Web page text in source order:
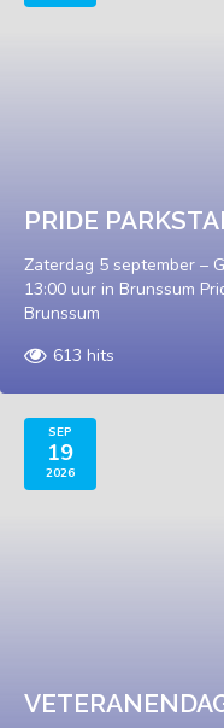
PRIDE
Zaterdag 5 september –
13:00 uur in Brunssum
Brunssum
613 hits
SEP
19
2026